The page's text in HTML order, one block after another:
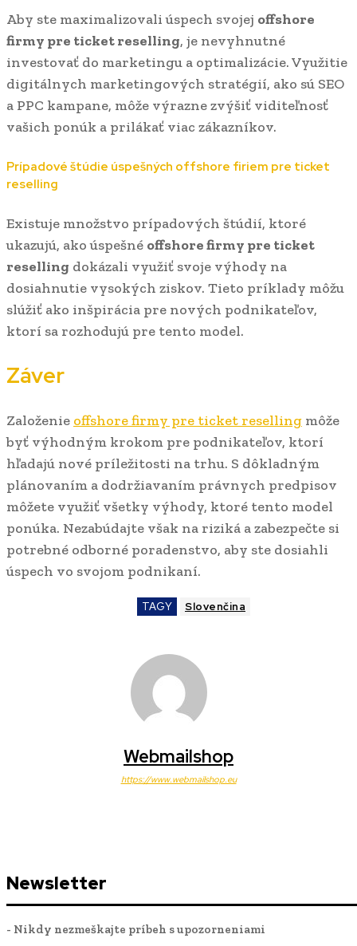
Aby ste maximalizovali úspech svojej offshore
firmy pre ticket reselling, je nevyhnutné
investovať do marketingu a optimalizácie. Využitie
digitálnych marketingových stratégií, ako sú SEO
a PPC kampane, môže výrazne zvýšiť viditeľnosť
vašich ponúk a prilákať viac zákazníkov.
Prípadové štúdie úspešných offshore firiem pre ticket
reselling
Existuje množstvo prípadových štúdií, ktoré
ukazujú, ako úspešné offshore firmy pre ticket
reselling dokázali využiť svoje výhody na
dosiahnutie vysokých ziskov. Tieto príklady môžu
slúžiť ako inšpirácia pre nových podnikateľov,
ktorí sa rozhodujú pre tento model.
Záver
Založenie offshore firmy pre ticket reselling môže
byť výhodným krokom pre podnikateľov, ktorí
hľadajú nové príležitosti na trhu. S dôkladným
plánovaním a dodržiavaním právnych predpisov
môžete využiť všetky výhody, ktoré tento model
ponúka. Nezabúdajte však na riziká a zabezpečte si
potrebné odborné poradenstvo, aby ste dosiahli
úspech vo svojom podnikaní.
TAGY Slovenčina
Webmailshop
https://www.webmailshop.eu
Newsletter
- Nikdy nezmeškajte príbeh s upozorneniami